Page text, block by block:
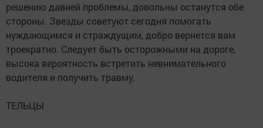
решению давней проблемы, довольны останутся обе
стороны. Звезды советуют сегодня помогать
нуждающимся и страждущим, добро вернется вам
троекратно. Следует быть осторожными на дороге,
высока вероятность встретить невнимательного
водителя и получить травму.
ТЕЛЬЦЫ